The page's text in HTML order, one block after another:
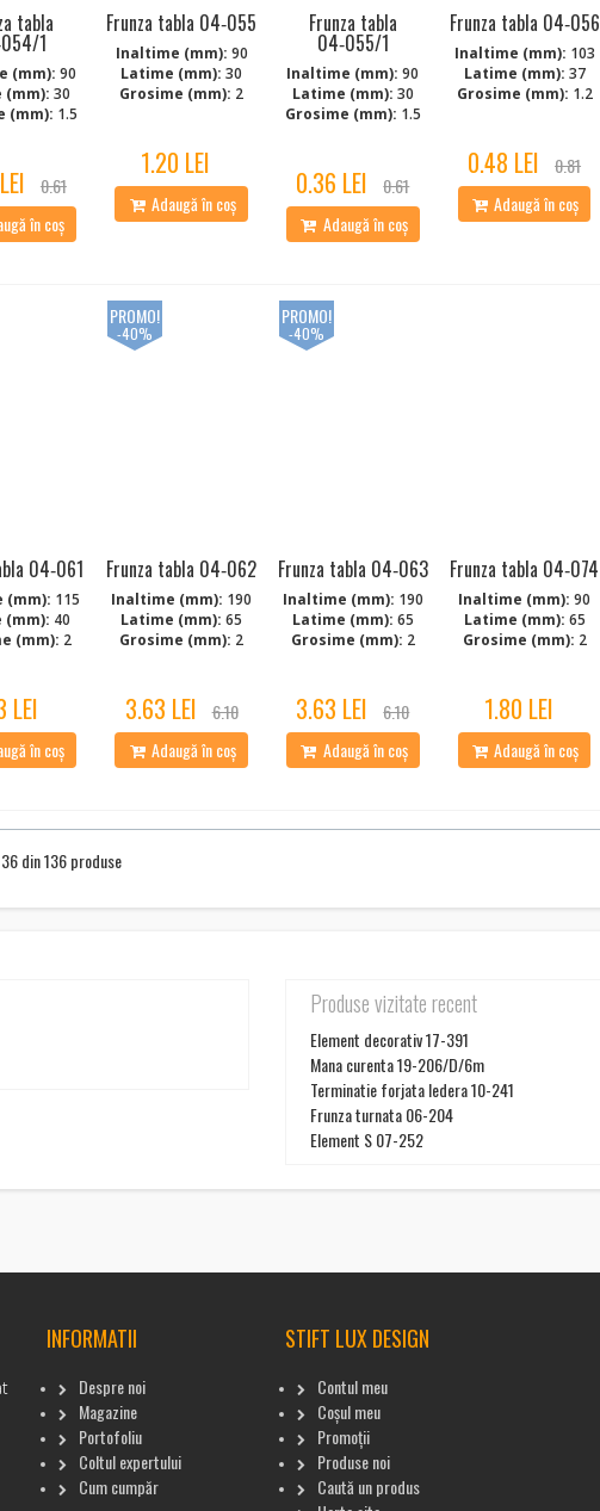
tabla
1
(mm): 90
(mm): 30
(mm): 1.5
0.61
în coș
Frunza tabla 04‑055
Inaltime (mm): 90
Latime (mm): 30
Grosime (mm): 2
1.20 LEI
Adaugă în coș
Frunza tabla
04‑055/1
Inaltime (mm): 90
Latime (mm): 30
Grosime (mm): 1.5
0.36 LEI
0.61
Adaugă în coș
Frunza tabla 04‑056
Inaltime (mm): 103
Latime (mm): 37
Grosime (mm): 1.2
0.48 LEI
0.81
Adaugă în coș
04‑061
(mm): 115
(mm): 40
(mm): 2
LEI
în coș
Frunza tabla 04‑062
Inaltime (mm): 190
Latime (mm): 65
Grosime (mm): 2
3.63 LEI
6.10
Adaugă în coș
PROMO!
-40%
Frunza tabla 04‑063
Inaltime (mm): 190
Latime (mm): 65
Grosime (mm): 2
3.63 LEI
6.10
Adaugă în coș
PROMO!
-40%
Frunza tabla 04‑074
Inaltime (mm): 90
Latime (mm): 65
Grosime (mm): 2
1.80 LEI
Adaugă în coș
din 136 produse
Produse vizitate recent
Element decorativ 17-391
Mana curenta 19-206/D/6m
Terminatie forjata Iedera 10-241
Frunza turnata 06-204
Element S 07-252
INFORMATII
Despre noi
Magazine
Portofoliu
Coltul expertului
Cum cumpăr
STIFT LUX DESIGN
Contul meu
Coșul meu
Promoții
Produse noi
Caută un produs